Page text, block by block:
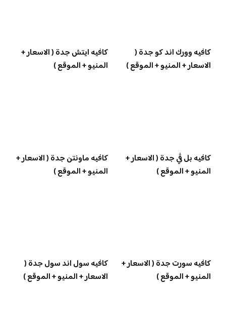
كافيه وورك اند كو جدة (
الاسعار + المنيو + الموقع )
كافيه ايتش جدة ( الاسعار +
المنيو + الموقع )
كافيه بل ڤي جدة ( الاسعار +
المنيو + الموقع )
كافيه ماونتن جدة ( الاسعار +
المنيو + الموقع )
كافيه سورت جدة ( الاسعار +
المنيو + الموقع )
كافيه سول اند سول جدة (
الاسعار + المنيو + الموقع )